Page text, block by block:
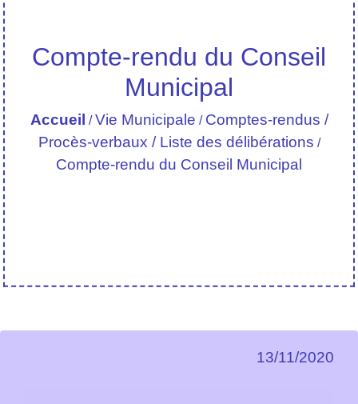
Compte-rendu du Conseil
Municipal
Accueil /Vie Municipale / Comptes-rendus /
Procès-verbaux / Liste des délibérations /
Compte-rendu du Conseil Municipal
13/11/2020